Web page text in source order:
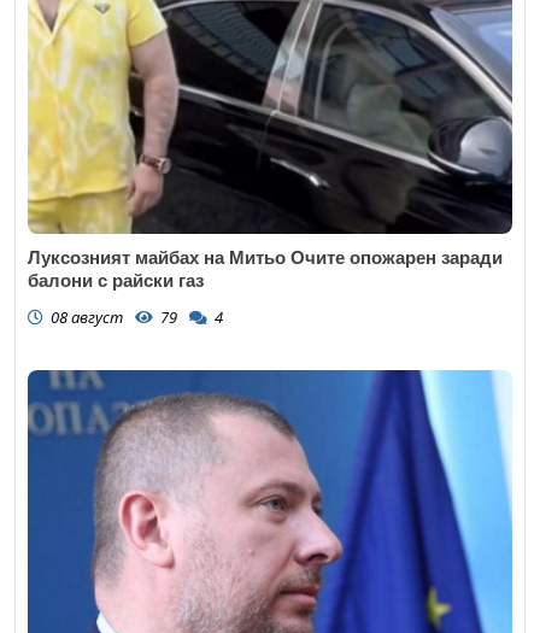
Луксозният майбах на Митьо Очите опожарен заради
балони с райски газ
08 август 79 4